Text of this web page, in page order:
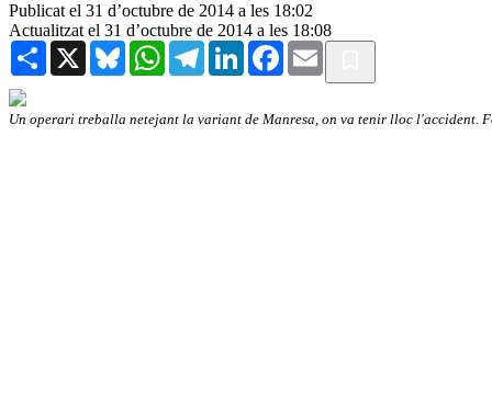
Publicat el 31 d’octubre de 2014 a les 18:02
Actualitzat el 31 d’octubre de 2014 a les 18:08
Share X BlueskyWhatsAppTelegramLinkedInFacebook
Email
Un operari treballa netejant la variant de Manresa, on va tenir lloc l'accident.